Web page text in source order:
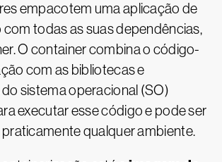
empacotem uma aplicação de
todas as suas dependências,
O container combina o código-
com as bibliotecas e
sistema operacional (SO)
executar esse código e pode ser
qualquer ambiente.